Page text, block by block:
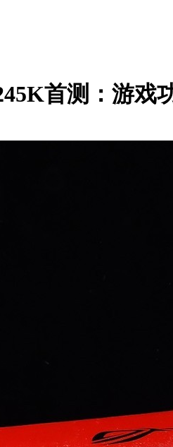
首测：游戏